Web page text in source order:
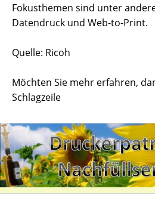
Fokusthemen sind unter
Datendruck und Web-to-Print.
Quelle: Ricoh
Möchten Sie mehr erfahren,
Schlagzeile